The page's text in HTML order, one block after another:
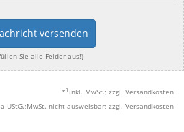
versenden
Sie alle Felder aus!)
* 1 inkl. MwSt.; zzgl. Versandkosten
UStG.;MwSt. nicht ausweisbar; zzgl. Versandkosten